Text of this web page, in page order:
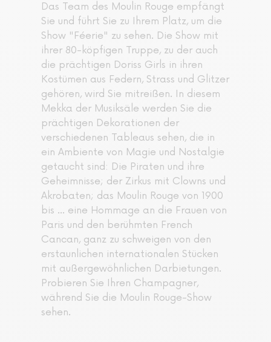
Das Team des Moulin Rouge empfängt
Sie und führt Sie zu Ihrem Platz, um die
Show "Féerie" zu sehen. Die Show mit
ihrer 80-köpfigen Truppe, zu der auch
die prächtigen Doriss Girls in ihren
Kostümen aus Federn, Strass und Glitzer
gehören, wird Sie mitreißen. In diesem
Mekka der Musiksäle werden Sie die
prächtigen Dekorationen der
verschiedenen Tableaus sehen, die in
ein Ambiente von Magie und Nostalgie
getaucht sind: Die Piraten und ihre
Geheimnisse; der Zirkus mit Clowns und
Akrobaten; das Moulin Rouge von 1900
bis ... eine Hommage an die Frauen von
Paris und den berühmten French
Cancan, ganz zu schweigen von den
erstaunlichen internationalen Stücken
mit außergewöhnlichen Darbietungen.
Probieren Sie Ihren Champagner,
während Sie die Moulin Rouge-Show
sehen.